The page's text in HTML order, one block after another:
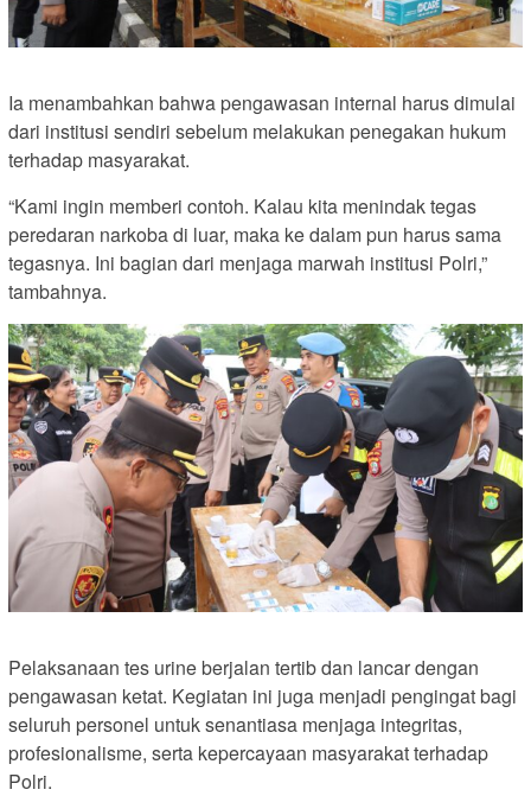
Ia menambahkan bahwa pengawasan internal harus dimulai
dari institusi sendiri sebelum melakukan penegakan hukum
terhadap masyarakat.
“Kami ingin memberi contoh. Kalau kita menindak tegas
peredaran narkoba di luar, maka ke dalam pun harus sama
tegasnya. Ini bagian dari menjaga marwah institusi Polri,”
tambahnya.
Pelaksanaan tes urine berjalan tertib dan lancar dengan
pengawasan ketat. Kegiatan ini juga menjadi pengingat bagi
seluruh personel untuk senantiasa menjaga integritas,
profesionalisme, serta kepercayaan masyarakat terhadap
Polri.